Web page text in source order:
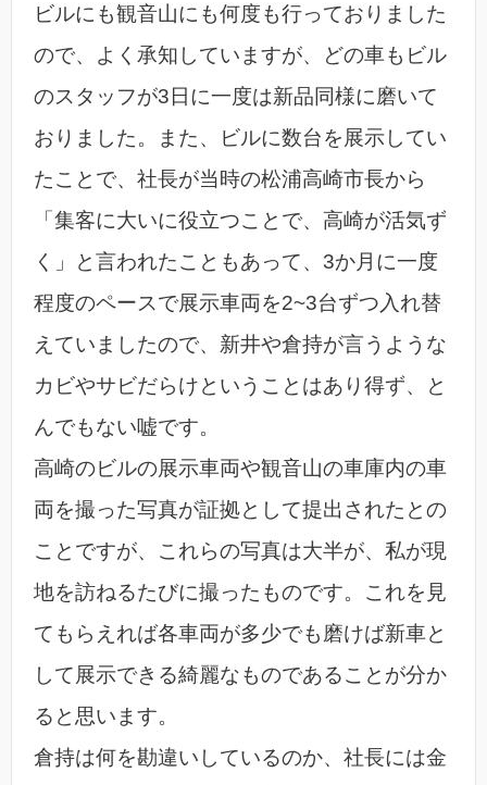
ビルにも観音山にも何度も行っておりました
ので、よく承知していますが、どの車もビル
のスタッフが3日に一度は新品同様に磨いて
おりました。また、ビルに数台を展示してい
たことで、社長が当時の松浦高崎市長から
「集客に大いに役立つことで、高崎が活気ず
く」と言われたこともあって、3か月に一度
程度のペースで展示車両を2~3台ずつ入れ替
えていましたので、新井や倉持が言うような
カビやサビだらけということはあり得ず、と
んでもない嘘です。
高崎のビルの展示車両や観音山の車庫内の車
両を撮った写真が証拠として提出されたとの
ことですが、これらの写真は大半が、私が現
地を訪ねるたびに撮ったものです。これを見
てもらえれば各車両が多少でも磨けば新車と
して展示できる綺麗なものであることが分か
ると思います。
倉持は何を勘違いしているのか、社長には金